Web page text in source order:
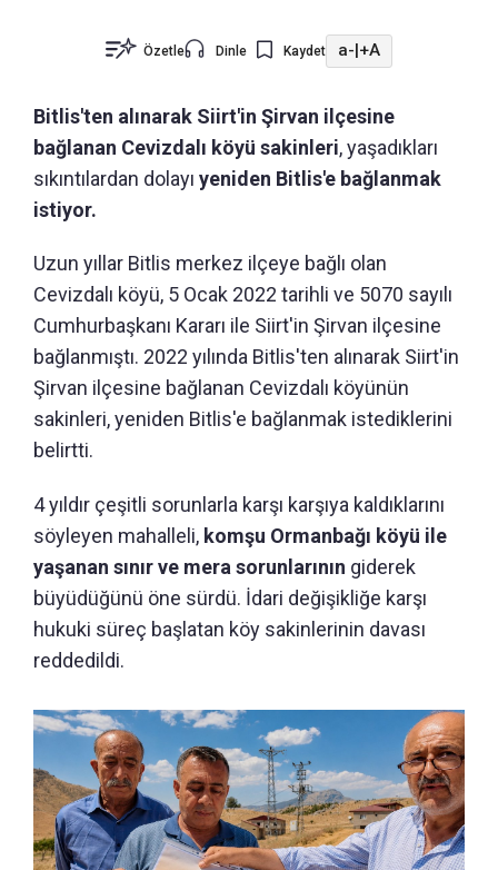
Özetle Dinle Kaydet a- +A
Bitlis'ten alınarak Siirt'in Şirvan ilçesine
bağlanan Cevizdalı köyü sakinleri, yaşadıkları
sıkıntılardan dolayı yeniden Bitlis'e bağlanmak
istiyor.
Uzun yıllar Bitlis merkez ilçeye bağlı olan
Cevizdalı köyü, 5 Ocak 2022 tarihli ve 5070 sayılı
Cumhurbaşkanı Kararı ile Siirt'in Şirvan ilçesine
bağlanmıştı. 2022 yılında Bitlis'ten alınarak Siirt'in
Şirvan ilçesine bağlanan Cevizdalı köyünün
sakinleri, yeniden Bitlis'e bağlanmak istediklerini
belirtti.
4 yıldır çeşitli sorunlarla karşı karşıya kaldıklarını
söyleyen mahalleli, komşu Ormanbağı köyü ile
yaşanan sınır ve mera sorunlarının giderek
büyüdüğünü öne sürdü. İdari değişikliğe karşı
hukuki süreç başlatan köy sakinlerinin davası
reddedildi.